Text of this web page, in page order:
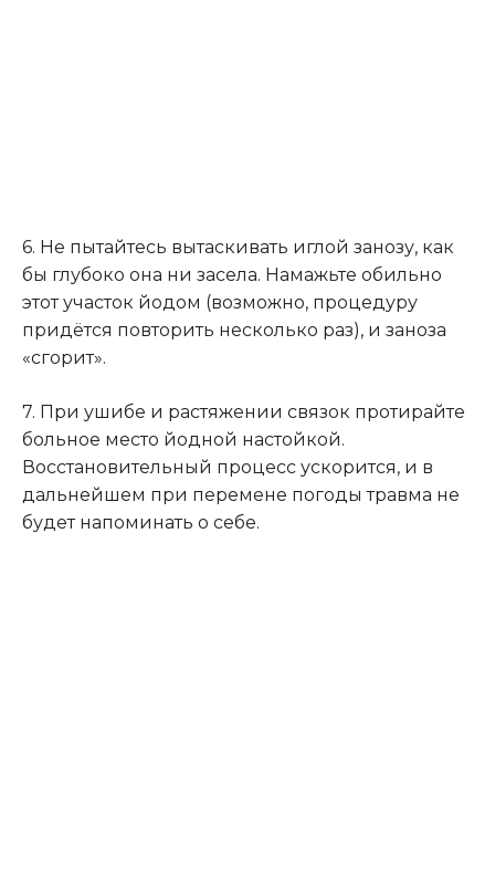
6. Не пытайтесь вытаскивать иглой занозу, как
бы глубоко она ни засела. Намажьте обильно
этот участок йодом (возможно, процедуру
придётся повторить несколько раз), и заноза
«сгорит».
7. При ушибе и растяжении связок протирайте
больное место йодной настойкой.
Восстановительный процесс ускорится, и в
дальнейшем при перемене погоды травма не
будет напоминать о себе.